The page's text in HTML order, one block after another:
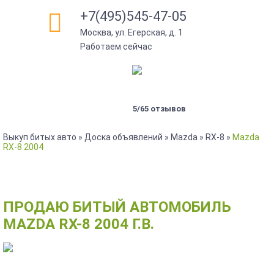
+7(495)545-47-05
Москва, ул. Егерская, д. 1
Работаем сейчас
5/65 отзывов
Выкуп битых авто » Доска объявлений » Mazda » RX-8 » Mazda
RX-8 2004
ПРОДАЮ БИТЫЙ АВТОМОБИЛЬ
MAZDA RX-8 2004 Г.В.